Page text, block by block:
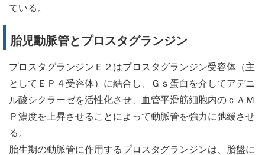
ている。
胎児動脈管とプロスタグランジン
プロスタグランジンＥ２はプロスタグランジン受容体（主
としてＥＰ４受容体）に結合し、Ｇｓ蛋白を介してアデニ
ル酸シクラーゼを活性化させ、血管平滑筋細胞内のｃＡＭ
Ｐ濃度を上昇させることによって動脈管を強力に弛緩させ
る。
胎生期の動脈管に作用するプロスタグランジンは、胎盤に